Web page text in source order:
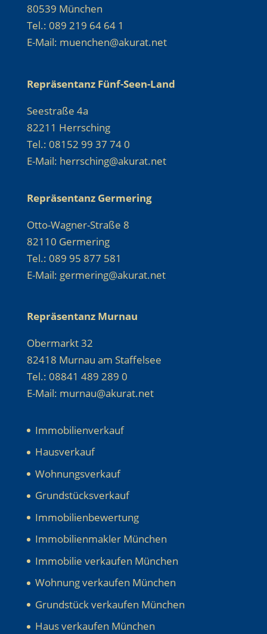
80539 München
Tel.: 089 219 64 64 1
E-Mail: muenchen@akurat.net
Repräsentanz Fünf-Seen-Land
Seestraße 4a
82211 Herrsching
Tel.: 08152 99 37 74 0
E-Mail: herrsching@akurat.net
Repräsentanz Germering
Otto-Wagner-Straße 8
82110 Germering
Tel.: 089 95 877 581
E-Mail: germering@akurat.net
Repräsentanz Murnau
Obermarkt 32
82418 Murnau am Staffelsee
Tel.: 08841 489 289 0
E-Mail: murnau@akurat.net
Immobilienverkauf
Hausverkauf
Wohnungsverkauf
Grundstücksverkauf
Immobilienbewertung
Immobilienmakler München
Immobilie verkaufen München
Wohnung verkaufen München
Grundstück verkaufen München
Haus verkaufen München